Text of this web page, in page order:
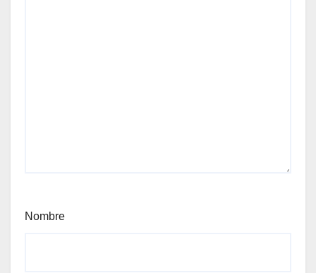
Nombre